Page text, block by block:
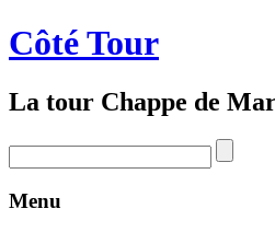
Côté Tour
La tour Chappe de
Menu